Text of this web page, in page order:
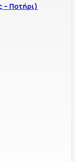
– Ποτήρι)